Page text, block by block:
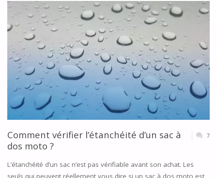
MOTO
QUELLE
EST
LA
BONNE
TAILLE
?"
Comment vérifier l’étanchéité d’un sac à
dos moto ?
7
L’étanchéité d’un sac n’est pas vérifiable avant son achat. Les
seuls qui peuvent réellement vous dire si un sac à dos moto est